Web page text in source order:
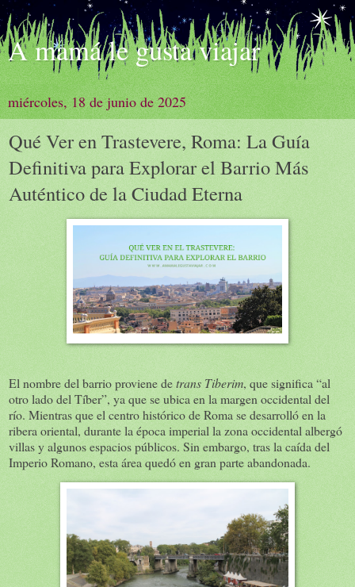
A mamá le gusta viajar
miércoles, 18 de junio de 2025
Qué Ver en Trastevere, Roma: La Guía
Definitiva para Explorar el Barrio Más
Auténtico de la Ciudad Eterna
El nombre del barrio proviene detrans Tiberim, que significa “al
otro lado del Tíber”, ya que se ubica en la margen occidental del
río. Mientras que el centro histórico de Roma se desarrolló en la
ribera oriental, durante la época imperial la zona occidental albergó
villas y algunos espacios públicos. Sin embargo, tras la caída del
Imperio Romano, esta área quedó en gran parte abandonada.